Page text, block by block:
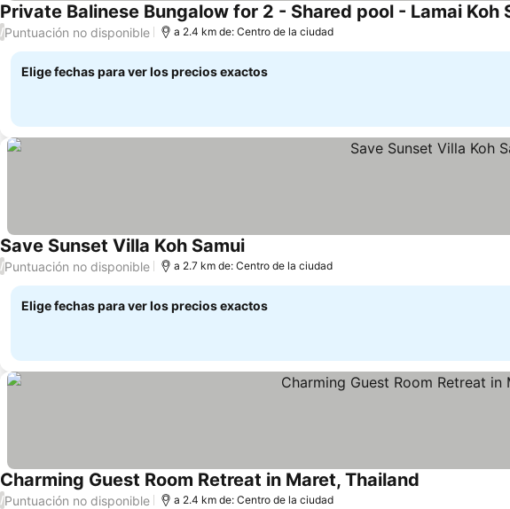
Private Balinese Bungalow for 2 - Shared pool - Lamai Koh
/Puntuación no disponible a 2.4 km de: Centro de la ciudad
Elige fechas para ver los precios exactos
Save Sunset Villa Koh Samui
/Puntuación no disponible a 2.7 km de: Centro de la ciudad
Elige fechas para ver los precios exactos
Charming Guest Room Retreat in Maret, Thailand
/Puntuación no disponible a 2.4 km de: Centro de la ciudad